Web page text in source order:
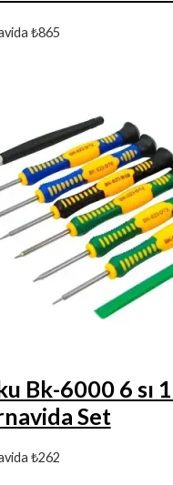
₺865
Bk-6000 6 sı
Set
₺262